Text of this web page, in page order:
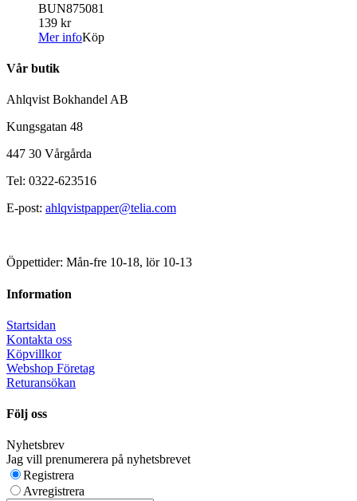
BUN875081
139 kr
Mer infoKöp
Vår butik
Ahlqvist Bokhandel AB
Kungsgatan 48
447 30 Vårgårda
Tel: 0322-623516
E-post: ahlqvistpapper@telia.com
Öppettider: Mån-fre 10-18, lör 10-13
Information
Startsidan
Kontakta oss
Köpvillkor
Webshop Företag
Returansökan
Följ oss
Nyhetsbrev
Jag vill prenumerera på nyhetsbrevet
Registrera
Avregistrera